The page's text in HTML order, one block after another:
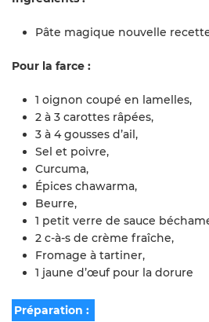
Pâte magique nouvelle
Pour la farce :
1 oignon coupé en lamelles,
2 à 3 carottes râpées,
3 à 4 gousses d’ail,
Sel et poivre,
Curcuma,
Épices chawarma,
Beurre,
1 petit verre de sauce
2 c-à-s de crème fraîche,
Fromage à tartiner,
1 jaune d’œuf pour la dorure
Préparation :